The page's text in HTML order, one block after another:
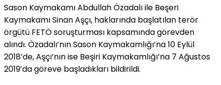
Sason Kaymakamı Abdullah Özadalı ile Beşeri
Kaymakamı Sinan Aşçı, haklarında başlatılan terör
örgütü FETÖ soruşturması kapsamında görevden
alındı. Özadalı’nın Sason Kaymakamlığı’na 10 Eylül
2018’de, Aşçı’nın ise Beşiri Kaymakamlığı’na 7 Ağustos
2019’da göreve başladıkları bildirildi.